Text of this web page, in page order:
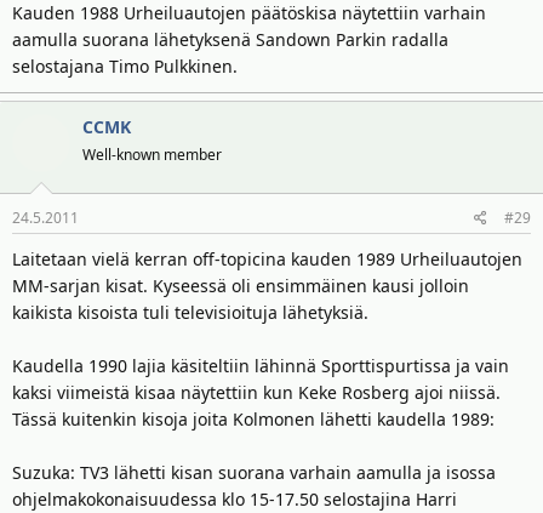
Kauden 1988 Urheiluautojen päätöskisa näytettiin varhain
aamulla suorana lähetyksenä Sandown Parkin radalla
selostajana Timo Pulkkinen.
CCMK
Well-known member
24.5.2011 #29
Laitetaan vielä kerran off-topicina kauden 1989 Urheiluautojen
MM-sarjan kisat. Kyseessä oli ensimmäinen kausi jolloin
kaikista kisoista tuli televisioituja lähetyksiä.
Kaudella 1990 lajia käsiteltiin lähinnä Sporttispurtissa ja vain
kaksi viimeistä kisaa näytettiin kun Keke Rosberg ajoi niissä.
Tässä kuitenkin kisoja joita Kolmonen lähetti kaudella 1989:
Suzuka: TV3 lähetti kisan suorana varhain aamulla ja isossa
ohjelmakokonaisuudessa klo 15-17.50 selostajina Harri